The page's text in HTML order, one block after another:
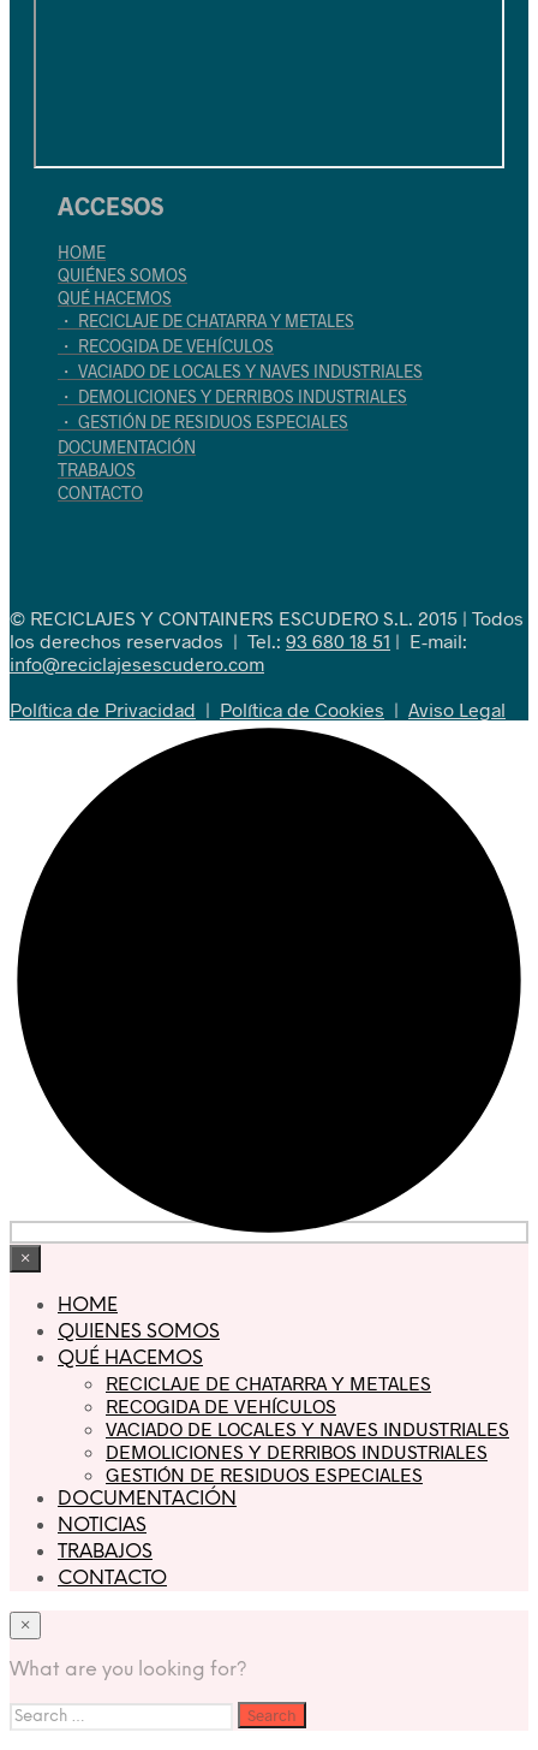
ACCESOS
HOME
QUIÉNES SOMOS
QUÉ HACEMOS
・ RECICLAJE DE CHATARRA Y METALES
・ RECOGIDA DE VEHÍCULOS
・ VACIADO DE LOCALES Y NAVES INDUSTRIALES
・ DEMOLICIONES Y DERRIBOS INDUSTRIALES
・ GESTIÓN DE RESIDUOS ESPECIALES
DOCUMENTACIÓN
TRABAJOS
CONTACTO
© RECICLAJES Y CONTAINERS ESCUDERO S.L. 2015 | Todos
los derechos reservados | Tel.: 93 680 18 51 | E-mail:
info@reciclajesescudero.com
Política de Privacidad | Política de Cookies | Aviso Legal
×
HOME
QUIENES SOMOS
QUÉ HACEMOS
RECICLAJE DE CHATARRA Y METALES
RECOGIDA DE VEHÍCULOS
VACIADO DE LOCALES Y NAVES INDUSTRIALES
DEMOLICIONES Y DERRIBOS INDUSTRIALES
GESTIÓN DE RESIDUOS ESPECIALES
DOCUMENTACIÓN
NOTICIAS
TRABAJOS
CONTACTO
×
What are you looking for?